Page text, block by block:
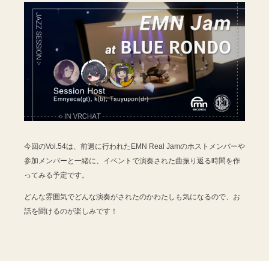
今回のVol.54は、前週に行われたEMN Real Jamのホストメンバーや
参加メンバーと一緒に、イベントで演奏された曲振り返る時間を作
ってみる予定です。
どんな雰囲気でどんな演奏がされたのかわたしも気になるので、お
話を聞けるのが楽しみです！